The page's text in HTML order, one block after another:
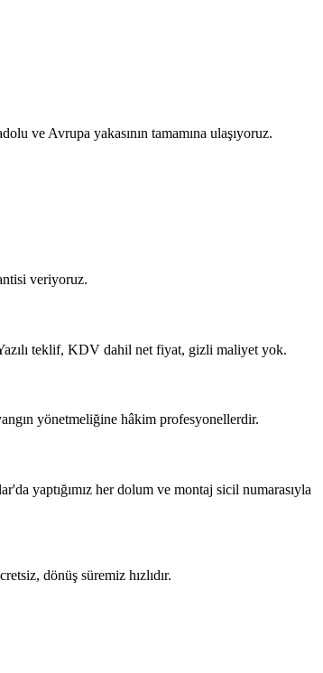
ve Avrupa yakasının tamamına ulaşıyoruz.
veriyoruz.
teklif, KDV dahil net fiyat, gizli maliyet yok.
yönetmeliğine hâkim profesyonellerdir.
yaptığımız her dolum ve montaj sicil numarasıyla
dönüş süremiz hızlıdır.